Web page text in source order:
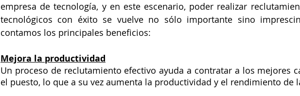
empresa de tecnología, y en este escenario, poder realizar
tecnológicos con éxito se vuelve no sólo importante sino
Mejora la productividad
Un proceso de reclutamiento efectivo ayuda a contratar a los mejores
el puesto, lo que a su vez aumenta la productividad y el rendimiento de